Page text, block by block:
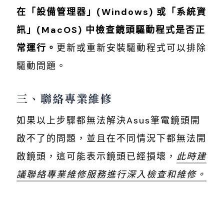
在「設備管理器」(Windows) 或「系統資
訊」(MacOS) 中檢查鏡頭驅動程式是否正
常運行。 更新或重新安裝驅動程式可以排除
驅動問題。
三、聯絡專業維修
如果以上步驟都無法解決Asus筆電鏡頭開
啟不了的問題，並且在不同情況下都無法開
啟鏡頭，這可能表示鏡頭已經損壞， 此時建
議聯絡專業維修服務進行深入檢查和維修。